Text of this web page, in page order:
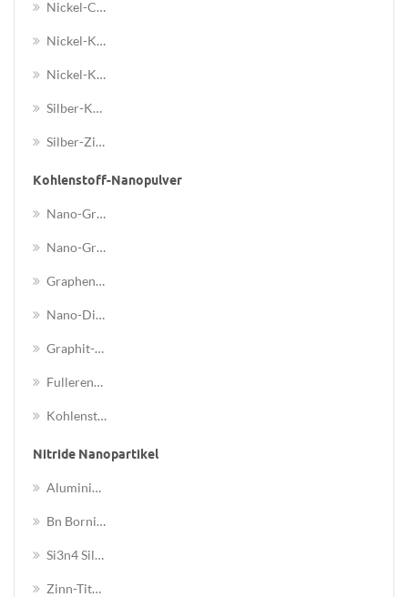
Nickel-Chrom (Ni-Cr) Legierung Nanopulver
Nickel-Kobalt (Ni-Co) -Legierung Nanopulver
Nickel-Kupfer (Ni-Cu) -Legierungsnanopulver
Silber-Kupfer(ag-Cu)-Legierungs-Nanopulver
Silber-Zinn(ag-Sn)-Legierungs-Nanopulver
Kohlenstoff-Nanopulver
Nano-Graphen
Nano-Graphenoxid
Graphen-Nanoplättchen
Nano-Diamant-Pulver
Graphit-Nanopulver
Fulleren-Nanopulver
Kohlenstoff-Nanohorn
Nitride Nanopartikel
Aluminiumnitrid-Nanopulver
Bn Bornitrid-Nanopulver
Si3n4 Siliziumnitridpulver
Zinn-Titannitrid-Nanopulver